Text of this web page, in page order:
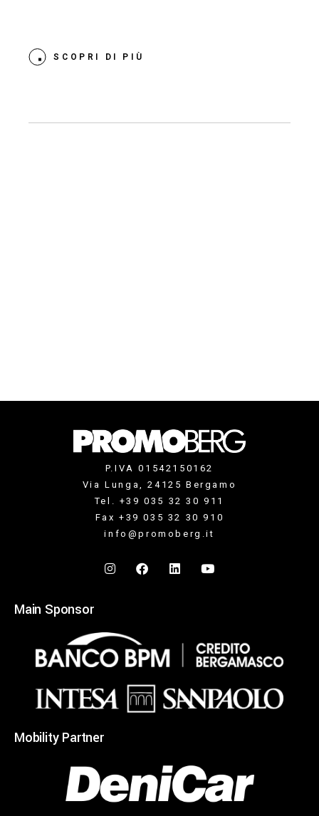
SCOPRI DI PIÙ
P.IVA 01542150162
Via Lunga, 24125 Bergamo
Tel. +39 035 32 30 911
Fax +39 035 32 30 910
info@promoberg.it
Main Sponsor
Mobility Partner